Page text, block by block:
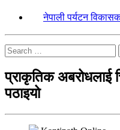
नेपाली पर्यटन
प्राकृतिक अबरोधलाई
पठाइयो